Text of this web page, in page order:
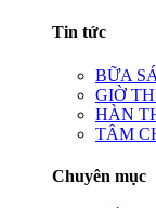
Tin tức
BỮA
GIỜ
HÀN
TÂM
Chuyên mục